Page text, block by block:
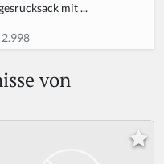
mit ...
2.998
von